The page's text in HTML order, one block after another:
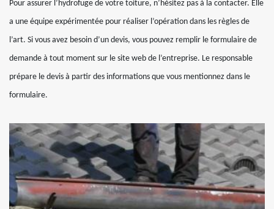
Pour assurer l’hydrofuge de votre toiture, n’hésitez pas à la contacter. Elle
a une équipe expérimentée pour réaliser l’opération dans les règles de
l’art. Si vous avez besoin d’un devis, vous pouvez remplir le formulaire de
demande à tout moment sur le site web de l’entreprise. Le responsable
prépare le devis à partir des informations que vous mentionnez dans le
formulaire.